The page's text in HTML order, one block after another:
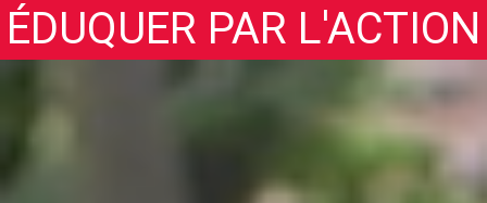
ÉDUQUER PAR L'ACTION